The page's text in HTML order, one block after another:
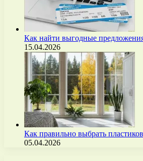
Как найти выгодные
15.04.2026
Как правильно выбрать
05.04.2026